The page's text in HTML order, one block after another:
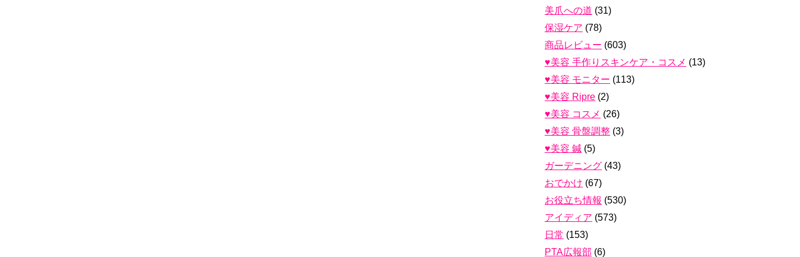
美爪への道 (31)
保湿ケア (78)
商品レビュー (603)
♥美容 手作りスキンケア・コスメ (13)
♥美容 モニター (113)
♥美容 Ripre (2)
♥美容 コスメ (26)
♥美容 骨盤調整 (3)
♥美容 鍼 (5)
ガーデニング (43)
おでかけ (67)
お役立ち情報 (530)
アイディア (573)
日常 (153)
PTA広報部 (6)